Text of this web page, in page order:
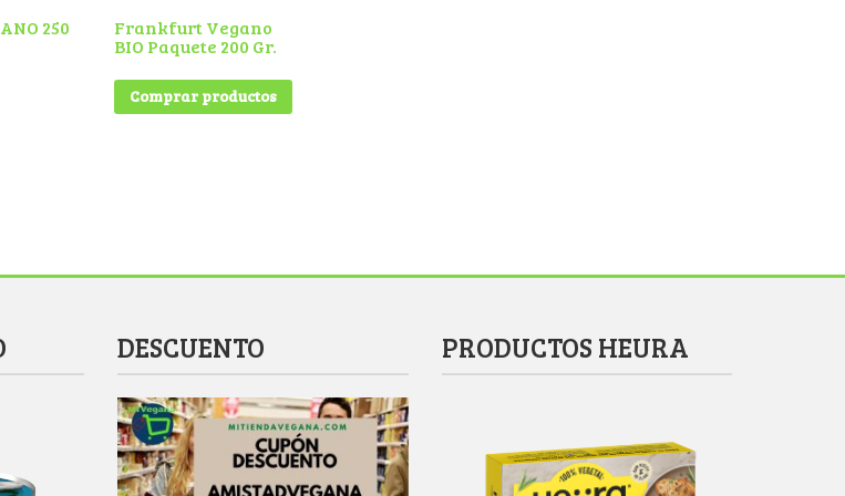
250
Frankfurt Vegano
BIO Paquete 200 Gr.
Comprar productos
DESCUENTO PRODUCTOS HEURA